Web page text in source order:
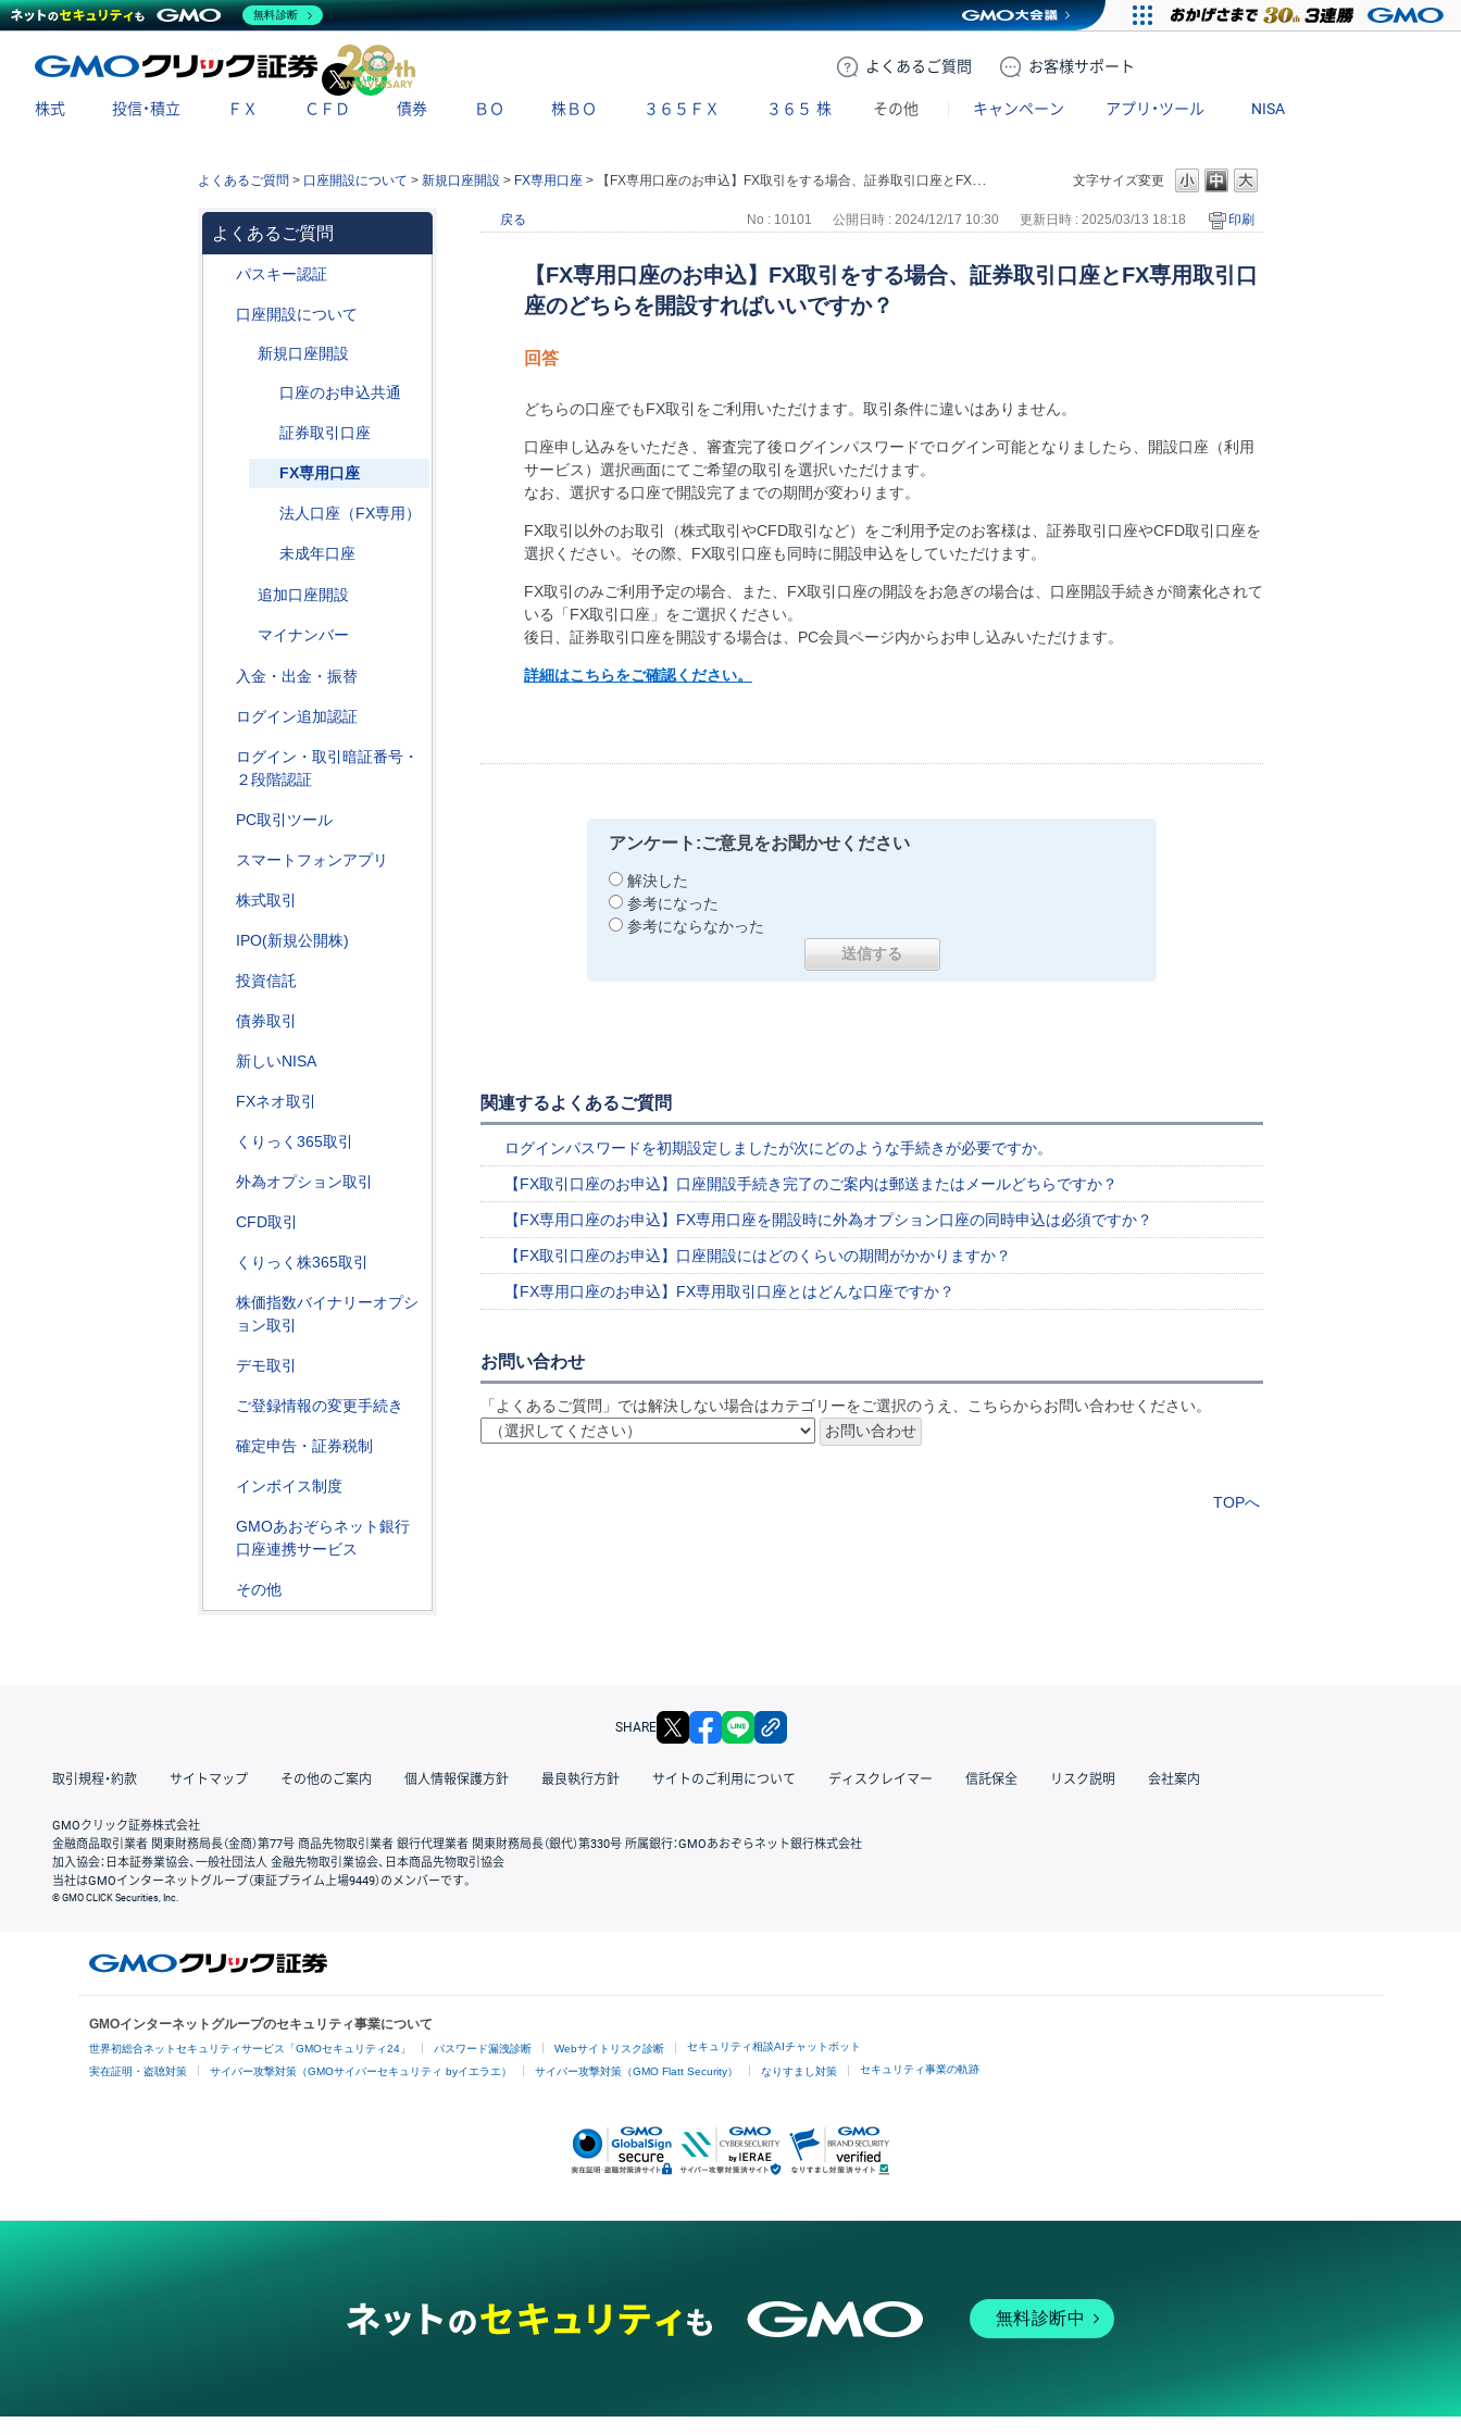
よくある ご質問 お客様サポート
X
株式 投信・積立 ＦＸ ＣＦＤ 債券 ＢＯ 株ＢＯ ３６５ＦＸ ３６５ 株 その他 キャンペーン アプリ・ツール NISA
文字サイズ変更
よくあるご質問 > 口座開設について > 新規口座開設 > FX専用口座 > 【FX専用口座のお申込】FX取引をする場合、証券取引口座とFX専用取引口座のどちらを開設すればいいですか？
よくあるご質問
パスキー認証
口座開設について
新規口座開設
口座のお申込共通
証券取引口座
FX専用口座
法人口座（FX専用）
未成年口座
追加口座開設
マイナンバー
入金・出金・振替
ログイン追加認証
ログイン・取引暗証番号・
２段階認証
PC取引ツール
スマートフォンアプリ
株式取引
IPO(新規公開株)
投資信託
債券取引
新しいNISA
FXネオ取引
くりっく365取引
外為オプション取引
CFD取引
くりっく株365取引
株価指数バイナリーオプシ
ョン取引
デモ取引
ご登録情報の変更手続き
確定申告・証券税制
インボイス制度
GMOあおぞらネット銀行
口座連携サービス
その他
戻る No : 10101 公開日時 : 2024/12/17 10:30 更新日時 : 2025/03/13 18:18 印刷
【FX専用口座のお申込】FX取引をする場合、証券取引口座とFX専用取引口
座のどちらを開設すればいいですか？
回答
どちらの口座でもFX取引をご利用いただけます。取引条件に違いはありません。
口座申し込みをいただき、審査完了後ログインパスワードでログイン可能となりましたら、開設口座（利用
サービス）選択画面にてご希望の取引を選択いただけます。
なお、選択する口座で開設完了までの期間が変わります。
FX取引以外のお取引（株式取引やCFD取引など）をご利用予定のお客様は、証券取引口座やCFD取引口座を
選択ください。その際、FX取引口座も同時に開設申込をしていただけます。
FX取引のみご利用予定の場合、また、FX取引口座の開設をお急ぎの場合は、口座開設手続きが簡素化されて
いる「FX取引口座」をご選択ください。
後日、証券取引口座を開設する場合は、PC会員ページ内からお申し込みいただけます。
詳細はこちらをご確認ください。
アンケート:ご意見をお聞かせください
解決した
参考になった
参考にならなかった
関連するよくあるご質問
ログインパスワードを初期設定しましたが次にどのような手続きが必要ですか。
【FX取引口座のお申込】口座開設手続き完了のご案内は郵送またはメールどちらですか？
【FX専用口座のお申込】FX専用口座を開設時に外為オプション口座の同時申込は必須ですか？
【FX取引口座のお申込】口座開設にはどのくらいの期間がかかりますか？
【FX専用口座のお申込】FX専用取引口座とはどんな口座ですか？
お問い合わせ
「よくあるご質問」では解決しない場合はカテゴリーをご選択のうえ、こちらからお問い合わせください。
TOPへ
SHARE X facebook
取引規程・約款 サイトマップ その他のご案内 個人情報保護方針 最良執行方針 サイトのご利用について ディスクレイマー 信託保全 リスク説明 会社案内
GMOクリック証券株式会社
金融商品取引業者 関東財務局長（金商）第77号 商品先物取引業者 銀行代理業者 関東財務局長（銀代）第330号 所属銀行：GMOあおぞらネット銀行株式会社
加入協会：日本証券業協会、一般社団法人 金融先物取引業協会、日本商品先物取引協会
当社はGMOインターネットグループ（東証プライム上場9449）のメンバーです。
© GMO CLICK Securities, Inc.
GMOインターネットグループのセキュリティ事業について
世界初総合ネットセキュリティサービス「GMOセキュリティ24」 パスワード漏洩診断 Webサイトリスク診断 セキュリティ相談AIチャットボット
実在証明・盗聴対策 サイバー攻撃対策（GMOサイバーセキュリティ byイエラエ） サイバー攻撃対策（GMO Flatt Security） なりすまし対策 セキュリティ事業の軌跡
無料診断中
無料診断